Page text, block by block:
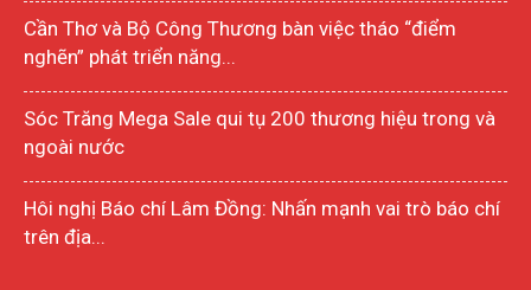
Cần Thơ và Bộ Công Thương bàn việc tháo “điểm
nghẽn” phát triển năng...
Sóc Trăng Mega Sale qui tụ 200 thương hiệu trong và
ngoài nước
Hôi nghị Báo chí Lâm Đồng: Nhấn mạnh vai trò báo chí
trên địa...